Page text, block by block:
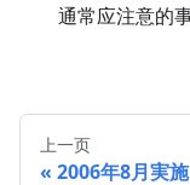
通常应注意的事
上一页
2006年8月実